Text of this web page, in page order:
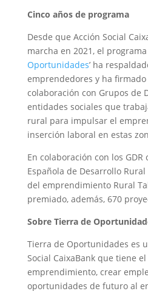
Cinco años de programa
Desde que Acción Social
marcha en 2021, el programa
Oportunidades’ ha
emprendedores y ha firmado
colaboración con Grupos de
entidades sociales que
rural para impulsar el
inserción laboral en estas
En colaboración con los GDR
Española de Desarrollo Rural
del emprendimiento Rural
premiado, además, 670
Sobre Tierra de
Tierra de Oportunidades es
Social CaixaBank que tiene
emprendimiento, crear
oportunidades de futuro al